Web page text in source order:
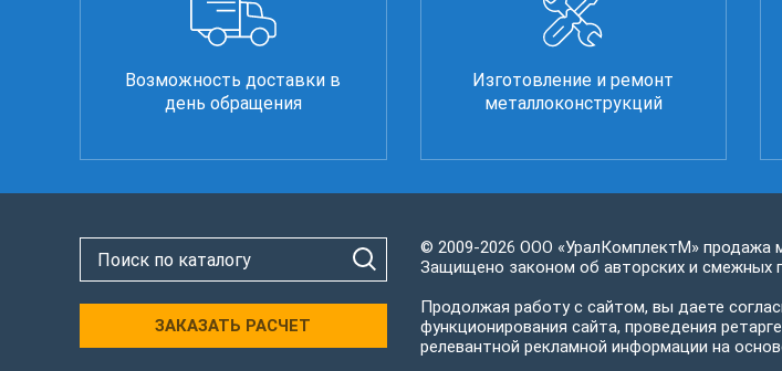
Возможность доставки в
день обращения
Изготовление и ремонт
металлоконструкций
ЗАКАЗАТЬ РАСЧЕТ
© 2009-2026 ООО «УралКомплектМ» продажа
Защищено законом об авторских и смежных
Продолжая работу с сайтом, вы даете
функционирования сайта, проведения
релевантной рекламной информации на